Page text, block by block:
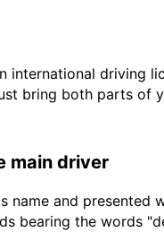
driving
bring both parts of
main driver
and
bearing the words